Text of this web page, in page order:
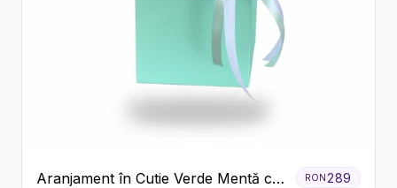
Aranjament în Cutie Verde Mentă cu
RON289